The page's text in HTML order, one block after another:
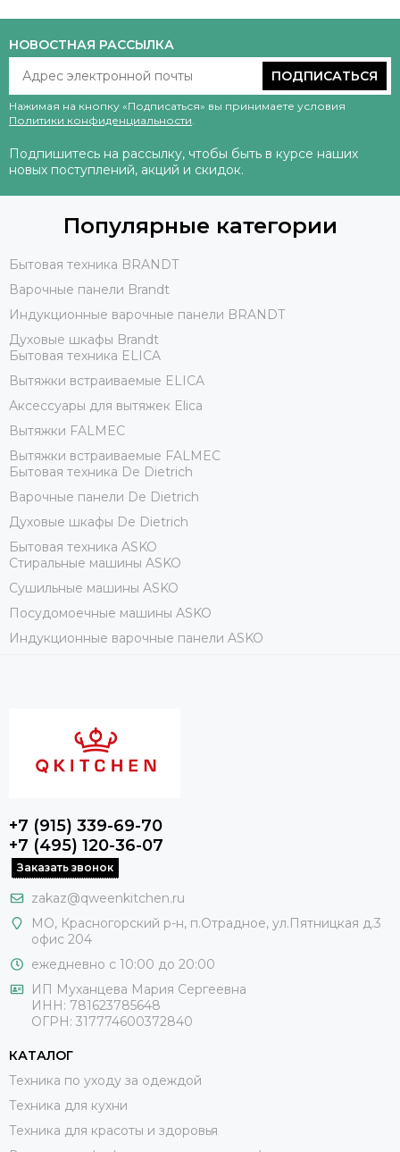
НОВОСТНАЯ РАССЫЛКА
ПОДПИСАТЬСЯ
Нажимая на кнопку «Подписаться» вы принимаете условия
Политики конфиденциальности
Подпишитесь на рассылку, чтобы быть в курсе наших
новых поступлений, акций и скидок.
Популярные категории
Бытовая техника BRANDT
Варочные панели Brandt
Индукционные варочные панели BRANDT
Духовые шкафы Brandt
Бытовая техника ELICA
Вытяжки встраиваемые ELICA
Аксессуары для вытяжек Elica
Вытяжки FALMEC
Вытяжки встраиваемые FALMEC
Бытовая техника De Dietrich
Варочные панели De Dietrich
Духовые шкафы De Dietrich
Бытовая техника ASKO
Стиральные машины ASKO
Сушильные машины ASKO
Посудомоечные машины ASKO
Индукционные варочные панели ASKO
+7 (915) 339-69-70
+7 (495) 120-36-07
Заказать звонок
zakaz@qweenkitchen.ru
МО, Красногорский р-н, п.Отрадное, ул.Пятницкая д.3
офис 204
ежедневно с 10:00 до 20:00
ИП Муханцева Мария Сергеевна
ИНН: 781623785648
ОГРН: 317774600372840
КАТАЛОГ
Техника по уходу за одеждой
Техника для кухни
Техника для красоты и здоровья